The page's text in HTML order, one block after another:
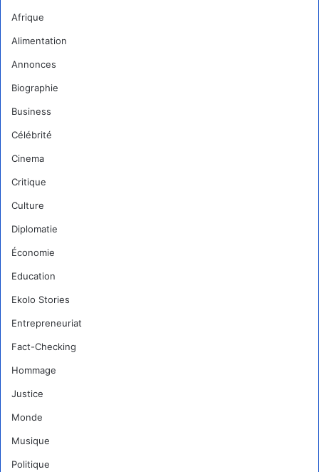
Afrique
Alimentation
Annonces
Biographie
Business
Célébrité
Cinema
Critique
Culture
Diplomatie
Économie
Education
Ekolo Stories
Entrepreneuriat
Fact-Checking
Hommage
Justice
Monde
Musique
Politique